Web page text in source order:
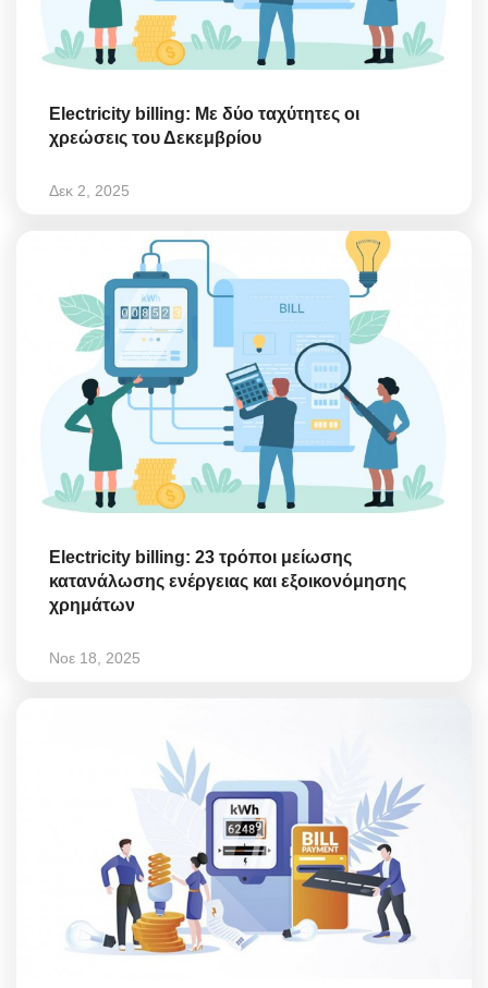
Electricity billing: Με δύο ταχύτητες οι
χρεώσεις του Δεκεμβρίου
Δεκ 2, 2025
Electricity billing: 23 τρόποι μείωσης
κατανάλωσης ενέργειας και εξοικονόμησης
χρημάτων
Νοε 18, 2025